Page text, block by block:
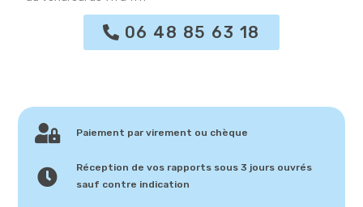
06 48 85 63 18
Paiement par virement ou chèque
Réception de vos rapports sous 3 jours ouvrés
sauf contre indication